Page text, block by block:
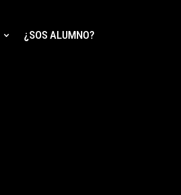
¿SOS ALUMNO?